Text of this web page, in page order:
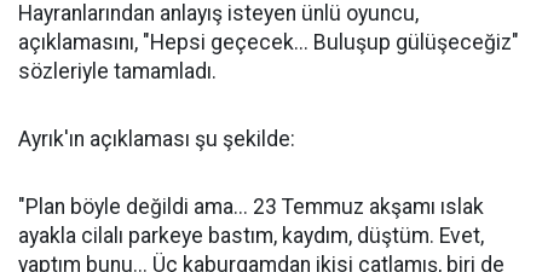
Hayranlarından anlayış isteyen ünlü oyuncu,
açıklamasını, "Hepsi geçecek... Buluşup gülüşeceğiz"
sözleriyle tamamladı.
Ayrık'ın açıklaması şu şekilde:
"Plan böyle değildi ama... 23 Temmuz akşamı ıslak
ayakla cilalı parkeye bastım, kaydım, düştüm. Evet,
yaptım bunu... Üç kaburgamdan ikisi çatlamış, biri de